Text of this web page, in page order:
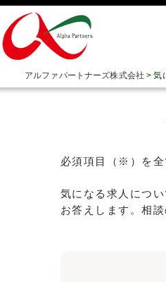
アルファパートナーズ株式会社 >気
必須項目（※）を全
気になる求人につ
お答えします。相